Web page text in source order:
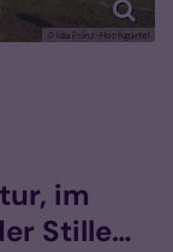
© Ida Prinz-Hochgürtel
im
Stille…